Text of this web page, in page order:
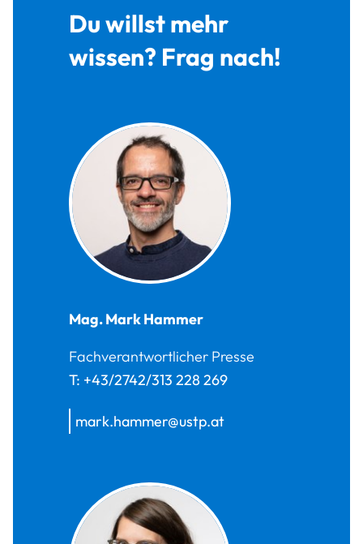
Du willst mehr
wissen? Frag nach!
Mag.MarkHammer
Fachverantwortlicher Presse
T: +43/2742/313 228 269
mark.hammer@ustp.at